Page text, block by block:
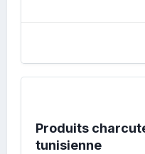
Produits
tunisienne